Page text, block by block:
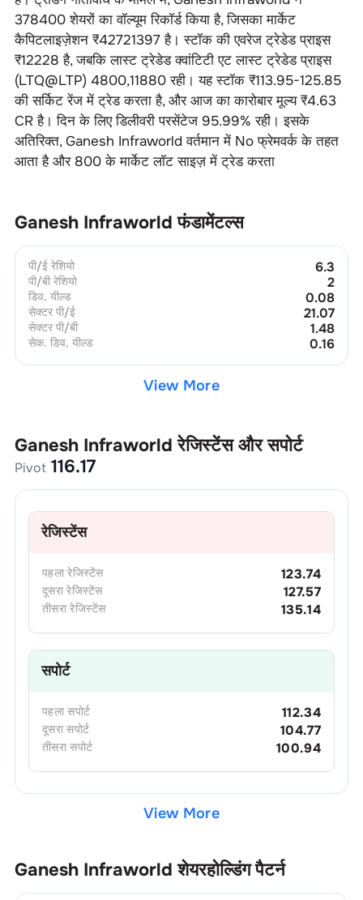
378400शेयरों का वॉल्यूम रिकॉर्ड किया है, जिसका मार्केट
कैपिटलाइज़ेशन ₹42721397है। स्टॉक की एवरेज ट्रेडेड प्राइस
₹12228 है, जबकि लास्ट ट्रेडेड क्वांटिटी एट लास्ट ट्रेडेड प्राइस
(LTQ@LTP) 4800,11880रही। यह स्टॉक ₹113.95-125.85
की सर्किट रेंज में ट्रेड करता है, और आज का कारोबार मूल्य ₹4.63
CRहै। दिन के लिए डिलीवरी परसेंटेज 95.99% रही। इसके
अतिरिक्त, Ganesh Infraworldवर्तमान में Noफ्रेमवर्क के तहत
आता है और 800के मार्केट लॉट साइज़ में ट्रेड करता
Ganesh Infraworld फंडामेंटल्स
पी/ई रेशियो 6.3
पी/बी रेशियो 2
डिव. यील्ड 0.08
सेक्टर पी/ई 21.07
सेक्टर पी/बी 1.48
सेक. डिव. यील्ड 0.16
View More
Ganesh Infraworld रेजिस्टेंस और सपोर्ट
Pivot 116.17
रेजिस्टेंस
पहला रेजिस्टेंस 123.74
दूसरा रेजिस्टेंस 127.57
तीसरा रेजिस्टेंस 135.14
सपोर्ट
पहला सपोर्ट 112.34
दूसरा सपोर्ट 104.77
तीसरा सपोर्ट 100.94
View More
Ganesh Infraworld शेयरहोल्डिंग पैटर्न